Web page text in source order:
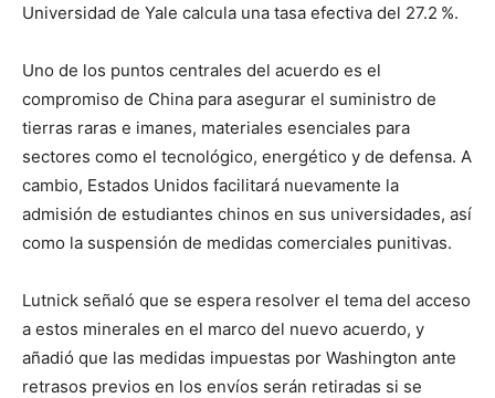
Universidad de Yale calcula una tasa efectiva del 27.2 %.
Uno de los puntos centrales del acuerdo es el
compromiso de China para asegurar el suministro de
tierras raras e imanes, materiales esenciales para
sectores como el tecnológico, energético y de defensa. A
cambio, Estados Unidos facilitará nuevamente la
admisión de estudiantes chinos en sus universidades, así
como la suspensión de medidas comerciales punitivas.
Lutnick señaló que se espera resolver el tema del acceso
a estos minerales en el marco del nuevo acuerdo, y
añadió que las medidas impuestas por Washington ante
retrasos previos en los envíos serán retiradas si se